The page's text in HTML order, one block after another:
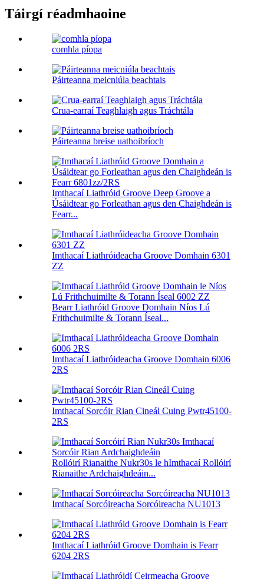
Táirgí réadmhaoine
comhla píopa
Páirteanna meicniúla beachtais
Crua-earraí Teaghlaigh agus Tráchtála
Páirteanna breise uathoibríoch
Imthacaí Liathróid Groove Deep Groove a
Úsáidtear go Forleathan agus den Chaighdeán is
Fearr...
Imthacaí Liathróideacha Groove Domhain 6301
ZZ
Bearr Liathróid Groove Domhain Níos Lú
Frithchuimilte & Torann Íseal...
Imthacaí Liathróideacha Groove Domhain 6006
2RS
Imthacaí Sorcóir Rian Cineál Cuing Pwtr45100-
2RS
Rollóirí Rianaithe Nukr30s le hImthacaí Rollóirí
Rianaithe Ardchaighdeáin...
Imthacaí Sorcóireacha Sorcóireacha NU1013
Imthacaí Liathróid Groove Domhain is Fearr
6204 2RS